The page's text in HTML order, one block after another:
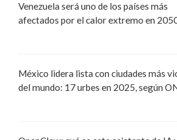
Venezuela será uno de los países más
afectados por el calor extremo en
México lidera lista con ciudades más
del mundo: 17 urbes en 2025, según